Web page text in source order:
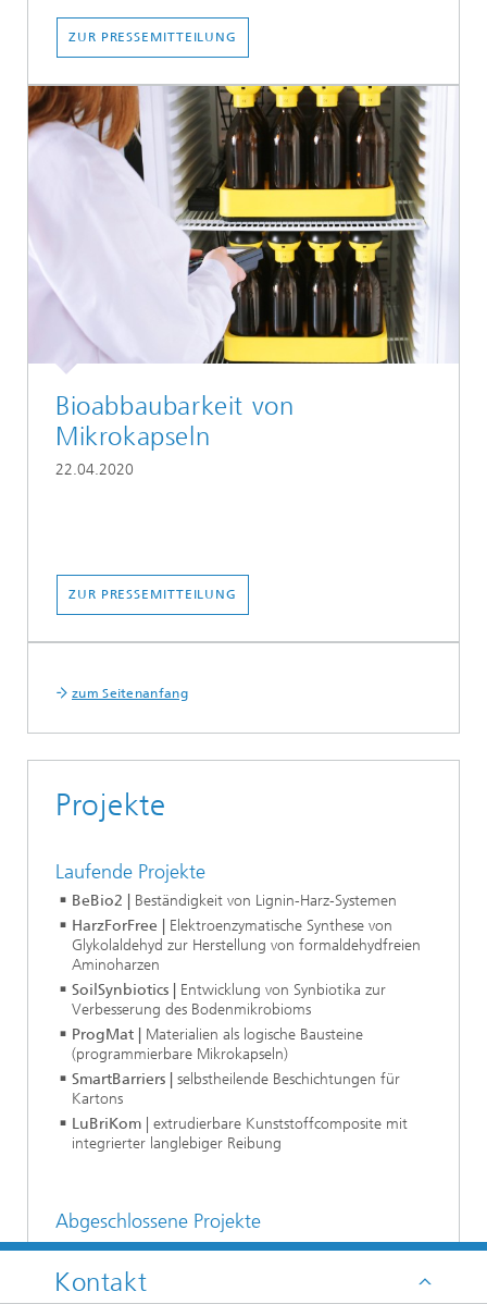
ZUR PRESSEMITTEILUNG
Bioabbaubarkeit von
Mikrokapseln
22.04.2020
ZUR PRESSEMITTEILUNG
zum Seitenanfang
Projekte
Laufende Projekte
BeBio2 | Beständigkeit von Lignin-Harz-Systemen
HarzForFree | Elektroenzymatische Synthese von
Glykolaldehyd zur Herstellung von formaldehydfreien
Aminoharzen
SoilSynbiotics | Entwicklung von Synbiotika zur
Verbesserung des Bodenmikrobioms
ProgMat | Materialien als logische Bausteine
(programmierbare Mikrokapseln)
SmartBarriers | selbstheilende Beschichtungen für
Kartons
LuBriKom | extrudierbare Kunststoffcomposite mit
integrierter langlebiger Reibung
Abgeschlossene Projekte
Atemmaske| Entwicklungsplattform für autonome
Biosensoren (
Abstrichfrei
Kontakt